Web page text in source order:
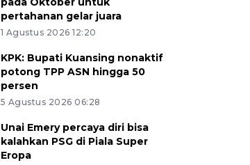
pertahanan gelar juara
1 Agustus 2026 12:20
KPK: Bupati Kuansing nonaktif
potong TPP ASN hingga 50
persen
5 Agustus 2026 06:28
Unai Emery percaya diri bisa
kalahkan PSG di Piala Super
Eropa